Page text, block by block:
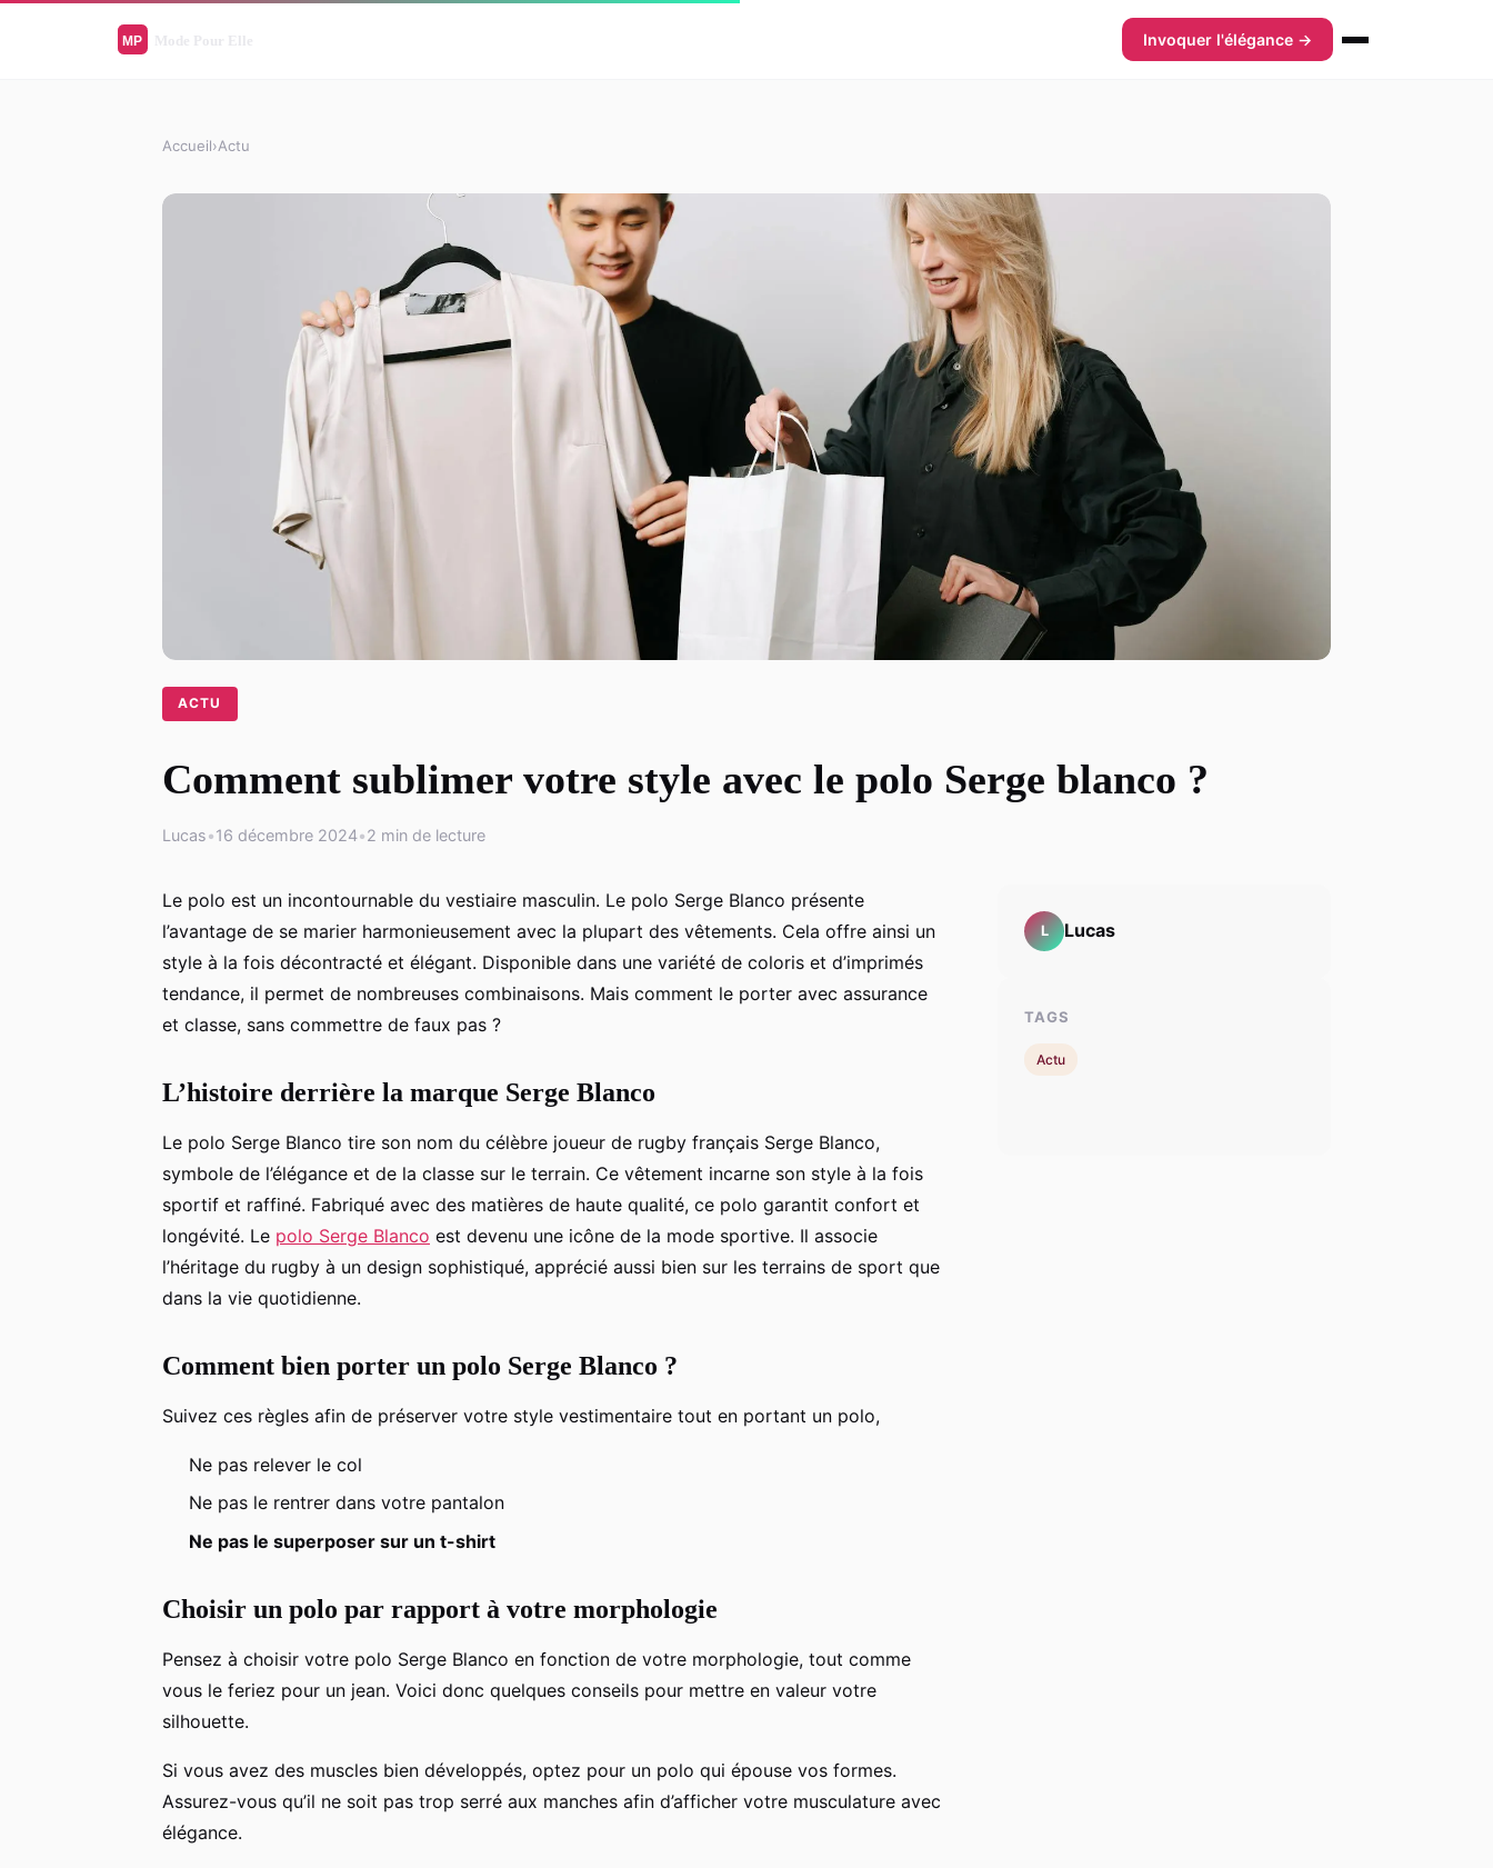
Invoquer l'élégance →
Accueil›Actu
ACTU
Comment sublimer votre style avec le polo Serge blanco ?
Lucas•16 décembre 2024•2 min de lecture
Le polo est un incontournable du vestiaire masculin. Le polo Serge Blanco présente
l’avantage de se marier harmonieusement avec la plupart des vêtements. Cela offre ainsi un
style à la fois décontracté et élégant. Disponible dans une variété de coloris et d’imprimés
tendance, il permet de nombreuses combinaisons. Mais comment le porter avec assurance
et classe, sans commettre de faux pas ?
L’histoire derrière la marque Serge Blanco
Le polo Serge Blanco tire son nom du célèbre joueur de rugby français Serge Blanco,
symbole de l’élégance et de la classe sur le terrain. Ce vêtement incarne son style à la fois
sportif et raffiné. Fabriqué avec des matières de haute qualité, ce polo garantit confort et
longévité. Le polo Serge Blanco est devenu une icône de la mode sportive. Il associe
l’héritage du rugby à un design sophistiqué, apprécié aussi bien sur les terrains de sport que
dans la vie quotidienne.
Comment bien porter un polo Serge Blanco ?
Suivez ces règles afin de préserver votre style vestimentaire tout en portant un polo,
Ne pas relever le col
Ne pas le rentrer dans votre pantalon
Ne pas le superposer sur un t-shirt
Choisir un polo par rapport à votre morphologie
Pensez à choisir votre polo Serge Blanco en fonction de votre morphologie, tout comme
vous le feriez pour un jean. Voici donc quelques conseils pour mettre en valeur votre
silhouette.
Si vous avez des muscles bien développés, optez pour un polo qui épouse vos formes.
Assurez-vous qu’il ne soit pas trop serré aux manches afin d’afficher votre musculature avec
élégance.
L Lucas
TAGS
Actu